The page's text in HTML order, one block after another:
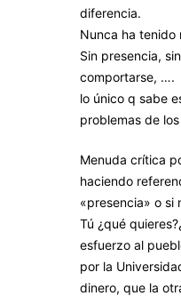
diferencia.
Nunca ha tenido
Sin presencia,
comportarse, ….
lo único q sabe
problemas de
Menuda crítica
haciendo
«presencia» o
Tú ¿qué
esfuerzo al
por la
dinero, que la